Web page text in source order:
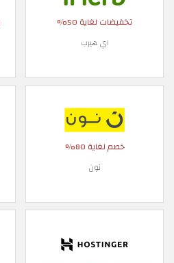
تخفيضات لغاية 50%
اي هيرب
خصم لغاية 80%
نون